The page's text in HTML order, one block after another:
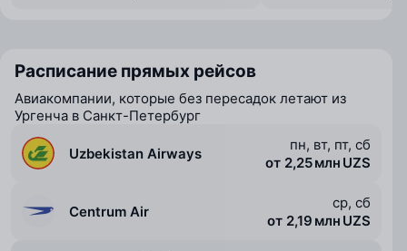
Расписание прямых рейсов
Авиакомпании, которые без пересадок летают из
Ургенча в Санкт-Петербург
Uzbekistan Airways
пн, вт, пт, сб
от 2,25 млн UZS
Centrum Air
ср, сб
от 2,19 млн UZS